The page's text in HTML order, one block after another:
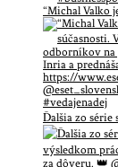
“Michal Valko
Ďalšia zo